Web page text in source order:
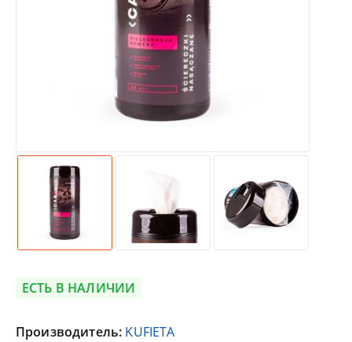
ЕСТЬ В НАЛИЧИИ
Производитель: KUFIETA